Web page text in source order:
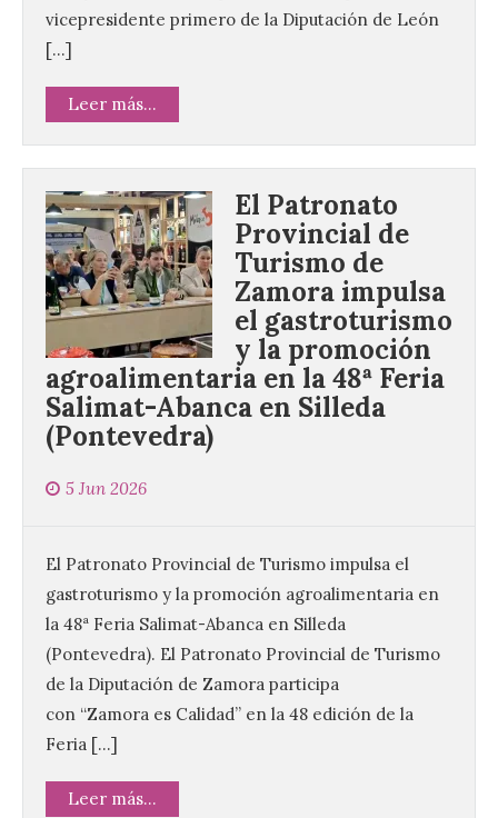
vicepresidente primero de la Diputación de León
[…]
Leer más...
El Patronato
Provincial de
Turismo de
Zamora impulsa
el gastroturismo
y la promoción
agroalimentaria en la 48ª Feria
Salimat-Abanca en Silleda
(Pontevedra)
5 Jun 2026
El Patronato Provincial de Turismo impulsa el
gastroturismo y la promoción agroalimentaria en
la 48ª Feria Salimat-Abanca en Silleda
(Pontevedra). El Patronato Provincial de Turismo
de la Diputación de Zamora participa
con “Zamora es Calidad” en la 48 edición de la
Feria […]
Leer más...